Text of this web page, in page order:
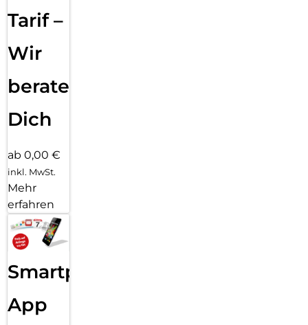
Tarif –
Wir
beraten
Dich
ab 0,00 €
inkl. MwSt.
Mehr
erfahren
Smartphone
App